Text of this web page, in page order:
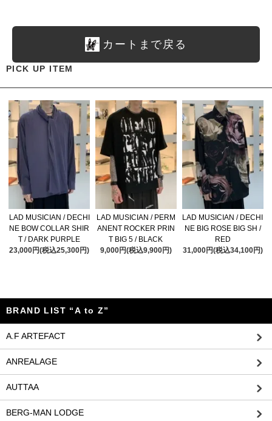
カートまで戻る
PICK UP ITEM
LAD MUSICIAN / DECHI
NE BOW COLLAR SHIR
T / DARK PURPLE
23,000円(税込25,300円)
LAD MUSICIAN / PERM
ANENT ROCKER PRIN
T BIG 5 / BLACK
9,000円(税込9,900円)
LAD MUSICIAN / DECHI
NE BIG ROSE BIG SH /
RED
31,000円(税込34,100円)
BRAND LIST “A to Z”
A.F ARTEFACT
ANREALAGE
AUTTAA
BERG-MAN LODGE